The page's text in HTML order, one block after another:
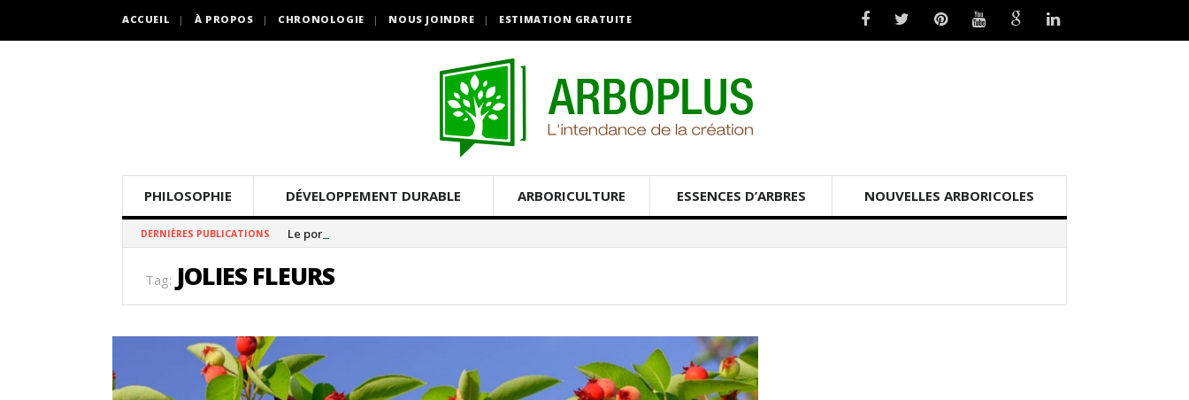
ACCUEIL À PROPOS CHRONOLOGIE NOUS JOINDRE ESTIMATION GRATUITE
PHILOSOPHIE DÉVELOPPEMENT DURABLE ARBORICULTURE ESSENCES D’ARBRES NOUVELLES ARBORICOLES
DERNIÈRES PUBLICATIONS Le pommier thé
Tag: JOLIES FLEURS